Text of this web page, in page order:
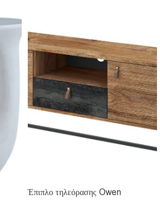
Έπιπλο τηλεόρασης Owen